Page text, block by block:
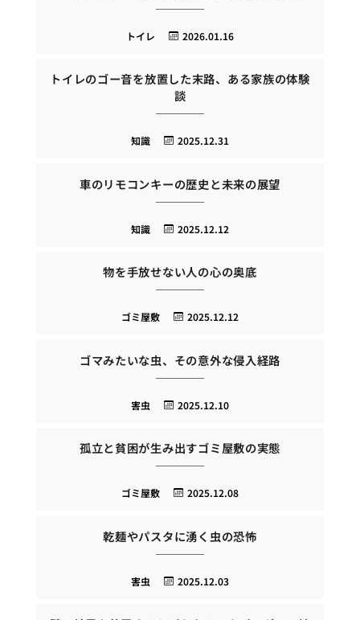
2026.01.16
トイレ
トイレのゴー音を放置した末路、ある家族の体験
談
2025.12.31
知識
車のリモコンキーの歴史と未来の展望
2025.12.12
知識
物を手放せない人の心の奥底
2025.12.12
ゴミ屋敷
ゴマみたいな虫、その意外な侵入経路
2025.12.10
害虫
孤立と貧困が生み出すゴミ屋敷の実態
2025.12.08
ゴミ屋敷
乾麺やパスタに湧く虫の恐怖
2025.12.03
害虫